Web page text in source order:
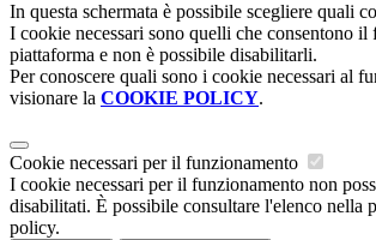
In questa schermata è possibile scegliere quali
I cookie necessari sono quelli che consentono il
piattaforma e non è possibile disabilitarli.
Per conoscere quali sono i cookie necessari al
visionare la COOKIE POLICY.
Cookie necessari per il funzionamento
I cookie necessari per il funzionamento non
disabilitati. È possibile consultare l'elenco nella
policy.